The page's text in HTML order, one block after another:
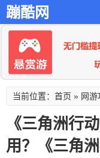
蹦酷网
当前位置： 首页 » 网游
《三角洲行
用？《三角